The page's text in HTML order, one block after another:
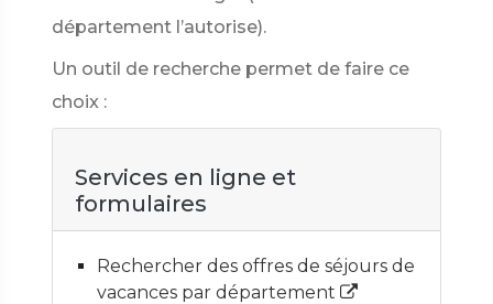
département l’autorise).
Un outil de recherche permet de faire ce
choix :
Services en ligne et
formulaires
Rechercher des offres de séjours de
vacances par département